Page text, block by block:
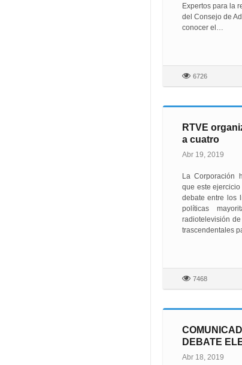
Expertos para la
del Consejo de
conocer el…
6726
RTVE
a cuatro
Abr 19, 2019
La Corporación
que este
debate entre los
políticas
radiotelevisión
trascendentales
7468
DEBATE
Abr 18, 2019